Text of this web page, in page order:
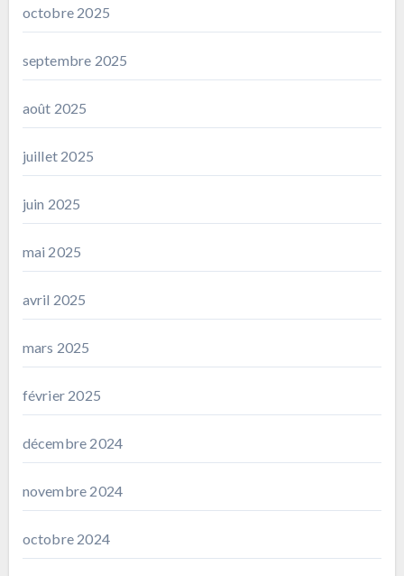
octobre 2025
septembre 2025
août 2025
juillet 2025
juin 2025
mai 2025
avril 2025
mars 2025
février 2025
décembre 2024
novembre 2024
octobre 2024